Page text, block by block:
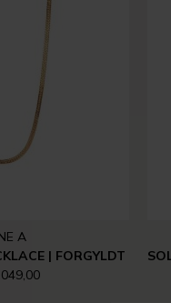
A
| FORGYLDT